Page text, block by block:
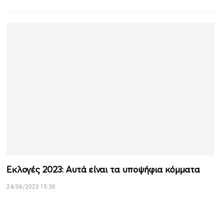
Εκλογές 2023: Αυτά είναι τα υποψήφια κόμματα
24/06/2023 15:30